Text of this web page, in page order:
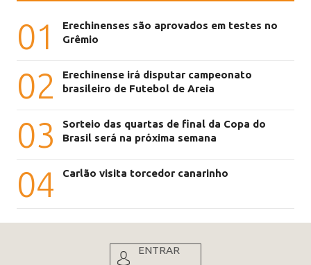
01
Erechinenses são aprovados em testes no
Grêmio
02
Erechinense irá disputar campeonato
brasileiro de Futebol de Areia
03
Sorteio das quartas de final da Copa do
Brasil será na próxima semana
04 Carlão visita torcedor canarinho
ENTRAR